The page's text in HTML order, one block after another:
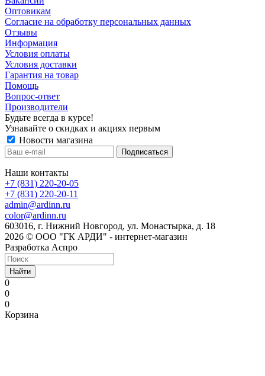
Оптовикам
Cогласие на обработку персональных данных
Отзывы
Информация
Условия оплаты
Условия доставки
Гарантия на товар
Помощь
Вопрос-ответ
Производители
Будьте всегда в курсе!
Узнавайте о скидках и акциях первым
Новости магазина
Наши контакты
+7 (831) 220-20-05
+7 (831) 220-20-11
admin@ardinn.ru
color@ardinn.ru
603016, г. Нижний Новгород, ул. Монастырка, д. 18
2026 © ООО "ГК АРДИ" - интернет-магазин
Разработка Аспро
Найти
0
0
0
Корзина